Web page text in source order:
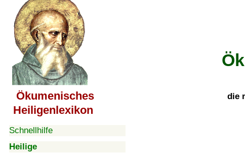
Ökumenisches
Heiligenlexikon
Schnellhilfe
Heilige
die